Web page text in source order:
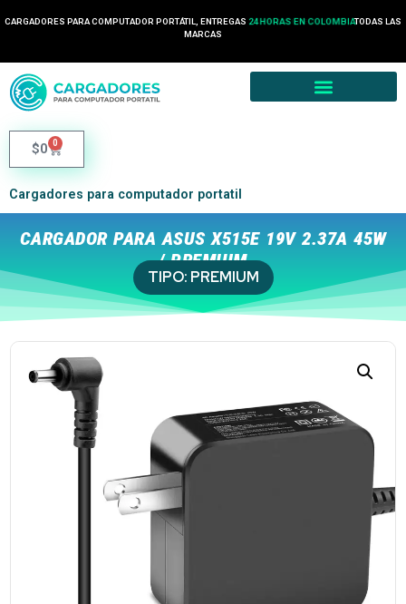
CARGADORES PARA COMPUTADOR PORTÁTIL, ENTREGAS 24 HORAS EN COLOMBIATODAS LAS
MARCAS
$0 0
Cargadores para computador portatil
CARGADOR PARA ASUS X515E 19V 2.37A 45W
/ PREMIUM
TIPO: PREMIUM